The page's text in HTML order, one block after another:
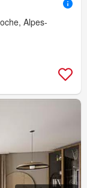
Alpes-